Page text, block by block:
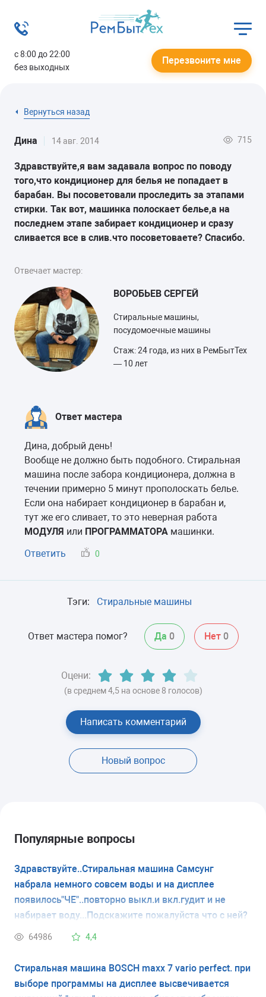
с 8:00 до 22:00
без выходных
Перезвоните мне
Вернуться назад
Дина 14 авг. 2014 715
Здравствуйте,я вам задавала вопрос по поводу
того,что кондиционер для белья не попадает в
барабан. Вы посоветовали проследить за этапами
стирки. Так вот, машинка полоскает белье,а на
последнем этапе забирает кондиционер и сразу
сливается все в слив.что посоветоваете? Спасибо.
Отвечает мастер:
ВОРОБЬЕВ СЕРГЕЙ
Стиральные машины,
посудомоечные машины
Стаж: 24 года, из них в РемБытТех
— 10 лет
Ответ мастера
Дина, добрый день!
Вообще не должно быть подобного. Стиральная
машина после забора кондиционера, должна в
течении примерно 5 минут прополоскать белье.
Если она набирает кондиционер в барабан и,
тут же его сливает, то это неверная работа
МОДУЛЯ или ПРОГРАММАТОРА машинки.
Ответить
0
Тэги: Стиральные машины
Ответ мастера помог? Да 0 Нет 0
Оцени:
(в среднем 4,5 на основе 8 голосов)
Написать комментарий
Новый вопрос
Популярные вопросы
Здравствуйте..Стиральная машина Самсунг
набрала немного совсем воды и на дисплее
появилось"ЧЕ"..повторно выкл.и вкл.гудит и не
набирает воду...Подскажите пожалуйста что с ней?
64986 4,4
Стиральная машина BOSCH maxx 7 vario perfect. при
выборе программы на дисплее высвечивается